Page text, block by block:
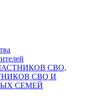
СВО,
СВО И
СЕМЕЙ